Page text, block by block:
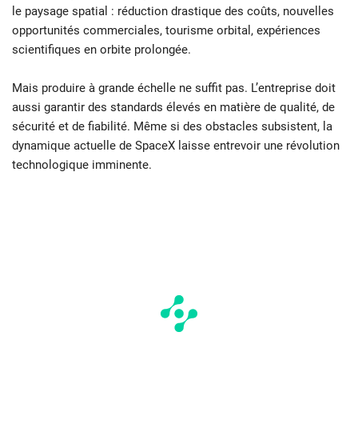
le paysage spatial : réduction drastique des coûts, nouvelles
opportunités commerciales, tourisme orbital, expériences
scientifiques en orbite prolongée.
Mais produire à grande échelle ne suffit pas. L’entreprise doit
aussi garantir des standards élevés en matière de qualité, de
sécurité et de fiabilité. Même si des obstacles subsistent, la
dynamique actuelle de SpaceX laisse entrevoir une révolution
technologique imminente.